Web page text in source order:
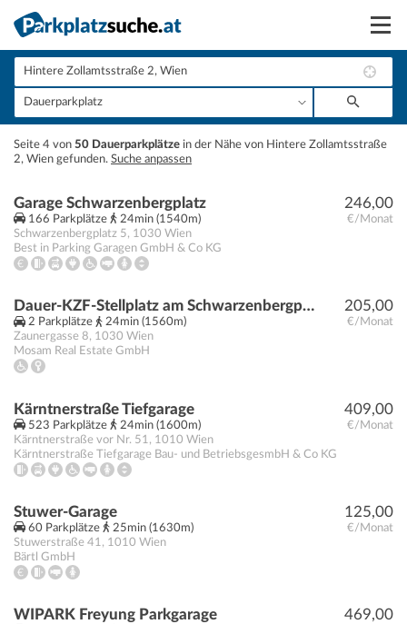
Suchen
Vermieten
Anmelden
Seite 4 von 50 Dauerparkplätze in der Nähe von Hintere Zollamtsstraße
2, Wien gefunden. Suche anpassen
246,00
€/Monat
Garage Schwarzenbergplatz
166 Parkplätze
24min (1540m)
Schwarzenbergplatz 5, 1030 Wien
Best in Parking Garagen GmbH & Co KG
205,00
€/Monat
Dauer-KZF-Stellplatz am Schwarzenbergplatz
2 Parkplätze
24min (1560m)
Zaunergasse 8, 1030 Wien
Mosam Real Estate GmbH
409,00
€/Monat
Kärntnerstraße Tiefgarage
523 Parkplätze
24min (1600m)
Kärntnerstraße vor Nr. 51 , 1010 Wien
Kärntnerstraße Tiefgarage Bau- und BetriebsgesmbH & Co KG
125,00
€/Monat
Stuwer-Garage
60 Parkplätze
25min (1630m)
Stuwerstraße 41, 1010 Wien
Bärtl GmbH
469,00
WIPARK Freyung Parkgarage
+